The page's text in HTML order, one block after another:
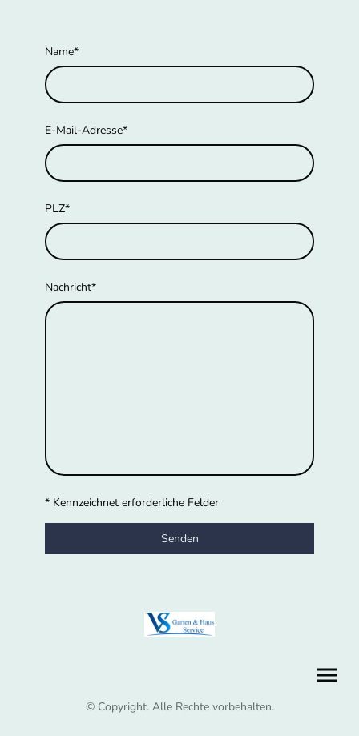
Name*
E-Mail-Adresse*
PLZ*
Nachricht*
* Kennzeichnet erforderliche Felder
Senden
© Copyright. Alle Rechte vorbehalten.